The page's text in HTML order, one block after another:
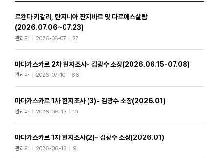
Research ethics regulations
Review process
Author guidelines
Call for papers
Search articles
자료실​
르완다 키갈리, 탄자니아 잔지바르 및 다르에스살람
(2026.07.06~07.23)
관리자 2026-08-07 27
마다가스카르 2차 현지조사- 김광수 소장(2026.06.15-07.08)
관리자 2026-07-10 66
마다가스카르 1차 현지조사 (3)- 김광수 소장(2026.01)
관리자 2026-06-13 10
마다가스카르 1차 현지조사(2)- 김광수 소장(2026.01)
관리자 2026-06-13 9